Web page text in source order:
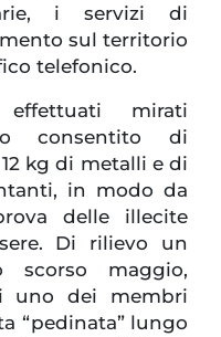
i servizi di
sul territorio
telefonico.
mirati
consentito di
kg di metalli e di
in modo da
delle illecite
Di rilievo un
scorso maggio,
uno dei membri
“pedinata” lungo